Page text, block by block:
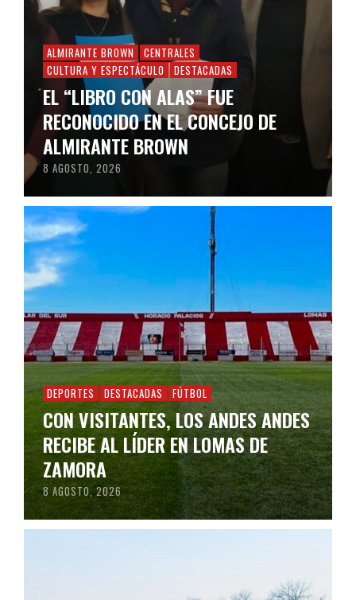
ALMIRANTE BROWN
CENTRALES
CULTURA Y ESPECTÁCULO
DESTACADAS
EL “LIBRO CON ALAS” FUE
RECONOCIDO EN EL CONCEJO DE
ALMIRANTE BROWN
8 AGOSTO, 2026
DEPORTES DESTACADAS FÚTBOL
CON VISITANTES, LOS ANDES ANDES
RECIBE AL LÍDER EN LOMAS DE
ZAMORA
8 AGOSTO, 2026